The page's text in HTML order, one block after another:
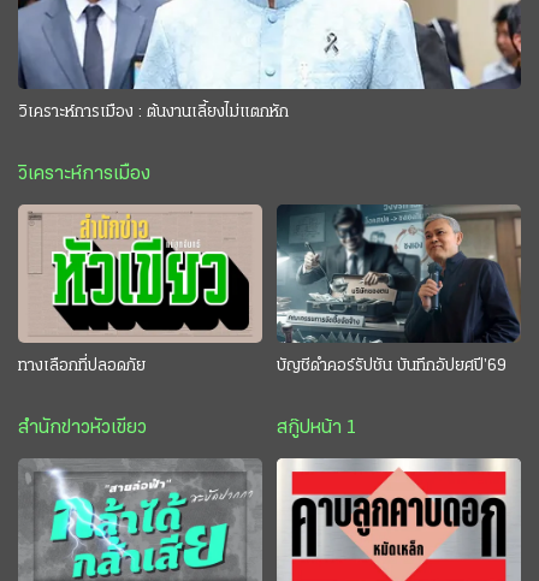
วิเคราะห์การเมือง : ต้นงานเลี้ยงไม่แตกหัก
วิเคราะห์การเมือง
ทางเลือกที่ปลอดภัย
สำนักข่าวหัวเขียว
บัญชีดำคอร์รัปชัน บันทึกอัปยศปี’69
สกู๊ปหน้า 1